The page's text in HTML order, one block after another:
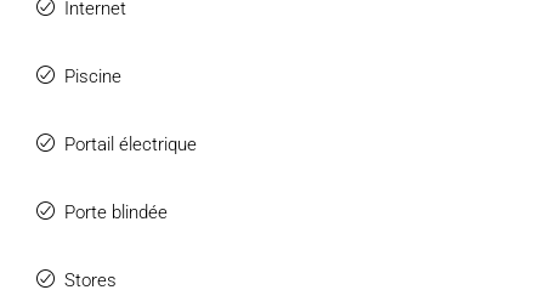
Internet
Piscine
Portail électrique
Porte blindée
Stores